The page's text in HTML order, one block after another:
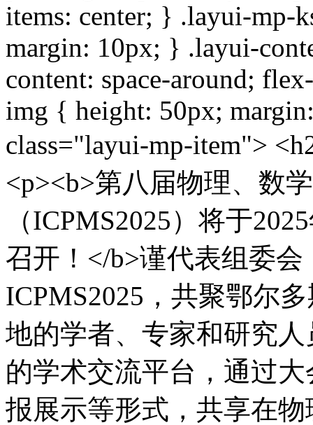
items: center; } .layui-mp-
margin: 10px; } .layui-
content: space-around;
img { height: 50px;
class="layui-mp-item">
<p><b>第八届物理、数
（ICPMS2025）将于
召开！</b>谨代表组委
ICPMS2025，共聚鄂尔
地的学者、专家和研究
的学术交流平台，通过
报展示等形式，共享在